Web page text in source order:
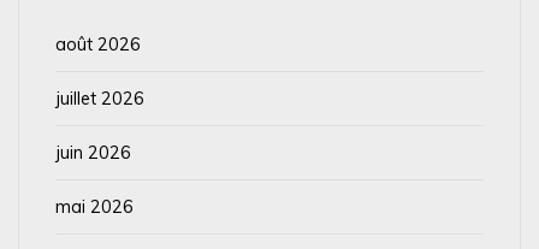
août 2026
juillet 2026
juin 2026
mai 2026